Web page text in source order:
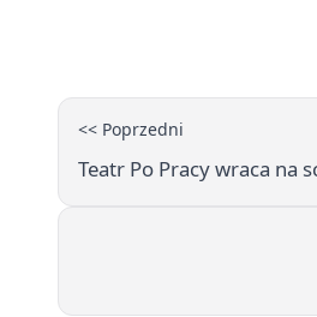
<< Poprzedni
Teatr Po Pracy wraca na